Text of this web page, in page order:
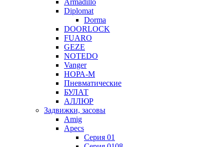
Armadillo
Diplomat
Dorma
DOORLOCK
FUARO
GEZE
NOTEDO
Vanger
НОРА-М
Пневматические
БУЛАТ
АЛЛЮР
Задвижки, засовы
Amig
Apecs
Серия 01